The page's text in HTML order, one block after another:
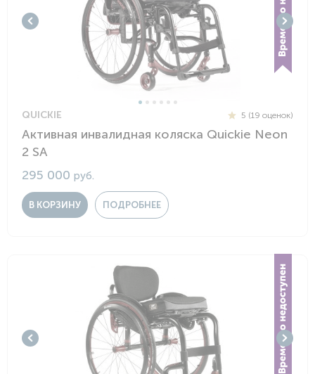
QUICKIE 5 (19 оценок)
Активная инвалидная коляска Quickie Neon
2 SA
295 000 руб.
В КОРЗИНУ ПОДРОБНЕЕ